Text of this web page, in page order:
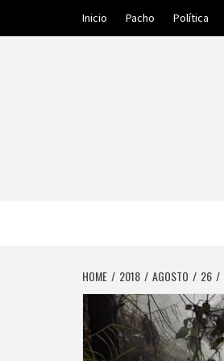
Inicio Pacho Política
HOME 2018 AGOSTO 26